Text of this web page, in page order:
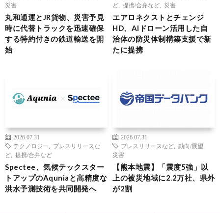
災害
丸和通運とJR貨物、災害予見
時に代替トラックを迅速確保
する特約付きの鉄道輸送を開
始
ど
提携/合弁など 災害
エアロネクストとチェンジ
HD、AIドローン活用した自
治体の防災体制構築支援で新
たに提携
2026.07.31
テクノロジー
プレスリリースな
ど
提携/合弁など
Spectee、気候テックスター
トアップのAquniaと高精度な
洪水予測技術を共同開発へ
2026.07.31
プレスリリースなど
動向/展望
災害
【熊本地震】「震度5強」以
上の被災地域に2.2万社、県外
が2割